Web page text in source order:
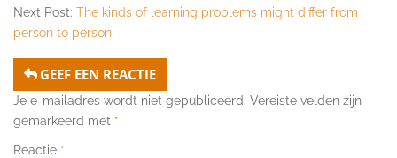
Next Post: The kinds of learning problems might differ from
person to person.
GEEF EEN REACTIE
Je e-mailadres wordt niet gepubliceerd. Vereiste velden zijn
gemarkeerd met *
Reactie *